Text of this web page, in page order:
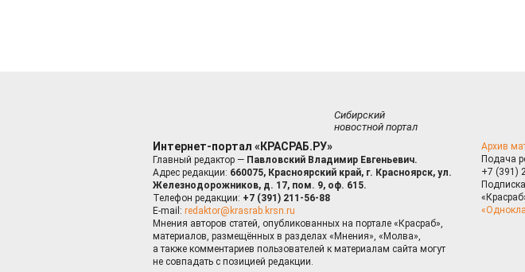
Сибирский
новостной портал
Интернет-портал «КРАСРАБ.РУ»
Главный редактор — Павловский Владимир Евгеньевич.
Адрес редакции: 660075, Красноярский край, г. Красноярск, ул.
Железнодорожников, д. 17, пом. 9, оф. 615.
Телефон редакции: +7 (391) 211-56-88
E-mail: redaktor@krasrab.krsn.ru
Мнения авторов статей, опубликованных на портале «Красраб»,
материалов, размещённых в разделах «Мнения», «Молва»,
а также комментариев пользователей к материалам сайта могут
не совпадать с позицией редакции.
Архив
Подача
+7 (391)
Оставаясь на сайте, Вы даете согласие